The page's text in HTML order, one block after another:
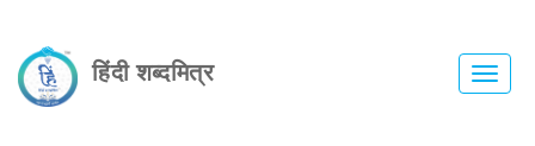
हिंदी शब्दमित्र